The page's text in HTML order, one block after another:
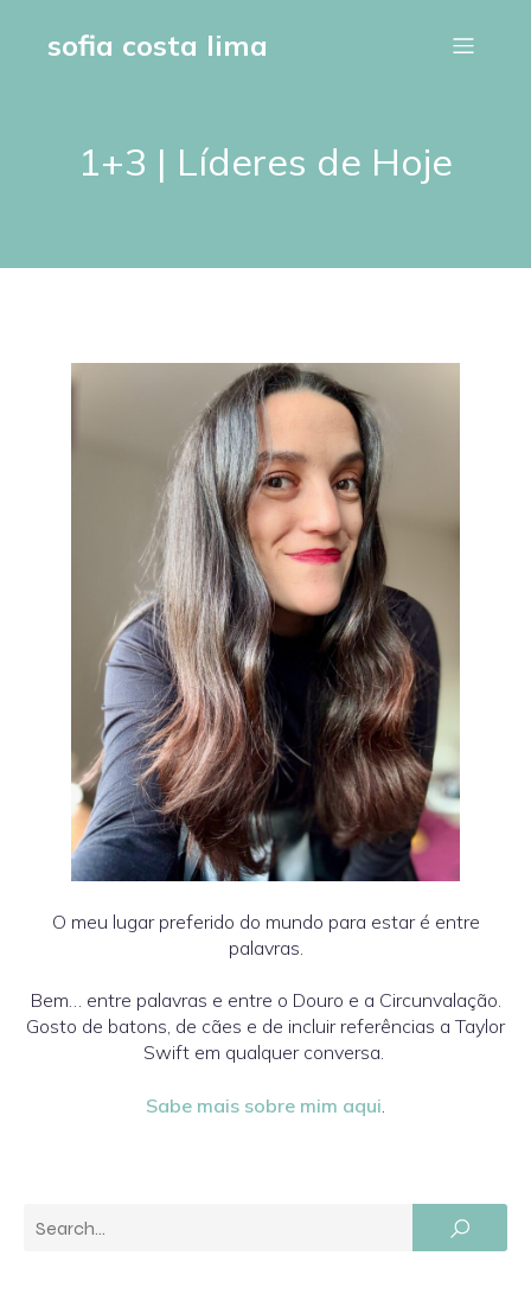
sofia costa lima
1+3 | Líderes de Hoje
O meu lugar preferido do mundo para estar é entre
palavras.
Bem… entre palavras e entre o Douro e a Circunvalação.
Gosto de batons, de cães e de incluir referências a Taylor
Swift em qualquer conversa.
Sabe mais sobre mim aqui.